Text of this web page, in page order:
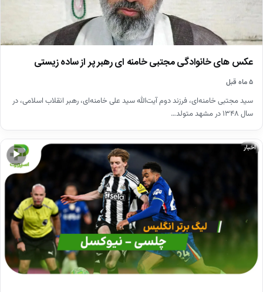
عکس های خانوادگی مجتبی خامنه ای رهبر پر از ساده زیستی
۵ ماه قبل
سید مجتبی خامنه‌ای، فرزند دوم آیت‌الله سید علی خامنه‌ای، رهبر انقلاب اسلامی، در
سال ۱۳۴۸ در مشهد متولد…
▶
اخبار